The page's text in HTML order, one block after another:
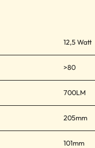
12,5 Watt
>80
700LM
205mm
101mm